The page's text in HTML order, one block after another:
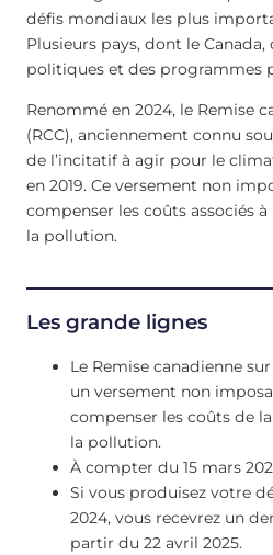
défis mondiaux les plus
Plusieurs pays, dont le
politiques et des programmes
Renommé en 2024, le Remise
(RCC), anciennement connu
de l’incitatif à agir pour le
en 2019. Ce versement non
compenser les coûts associés
la pollution.
Les grande lignes
Le Remise canadienne
un versement non
compenser les coûts de
la pollution.
À compter du 15 mars
Si vous produisez votre
2024, vous recevrez un
partir du 22 avril 2025.